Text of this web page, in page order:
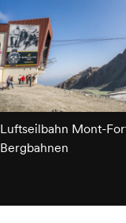
Luftseilbahn Mont-
Bergbahnen